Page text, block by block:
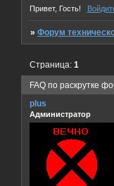
Привет, Гость!
»Форум
FAQ по раскрутке
Страница:1
plus
Администратор